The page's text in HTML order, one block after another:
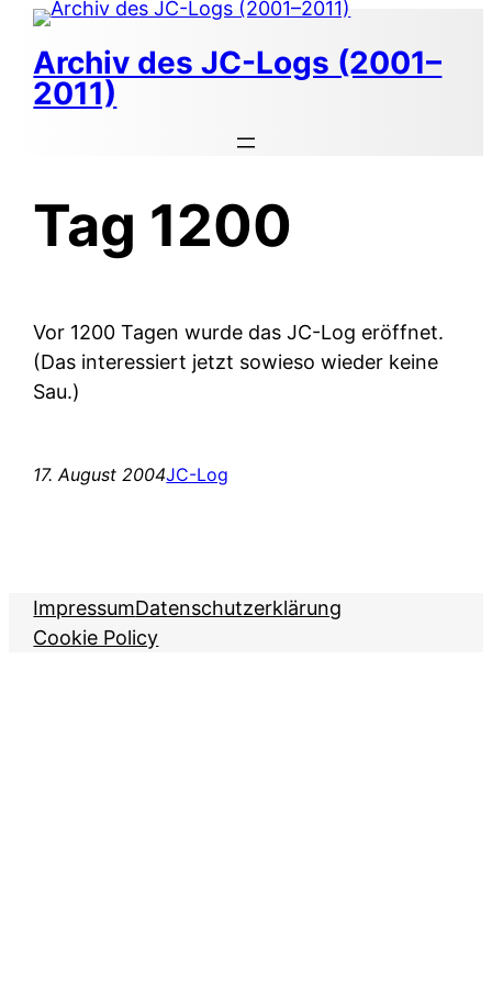
Zum
Inhalt
springen
Archiv des JC-Logs (2001–
2011)
Tag 1200
Vor 1200 Tagen wurde das JC-Log eröffnet.
(Das interessiert jetzt sowieso wieder keine
Sau.)
17. August 2004JC-Log
ImpressumDatenschutzerklärung
Cookie Policy